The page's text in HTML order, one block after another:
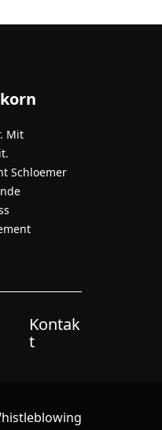
Mit
Schloemer
Kontak
t